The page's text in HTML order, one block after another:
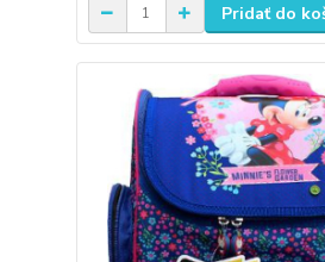
Pridať do